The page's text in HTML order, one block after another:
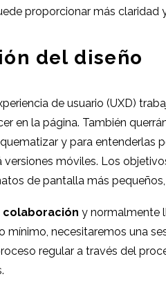
proporcionar más claridad
del diseño
de usuario (UXD)
en la página. También
y para entenderlas
móviles. Los
de pantalla más
y normalmente
mínimo, necesitaremos una
regular a través del